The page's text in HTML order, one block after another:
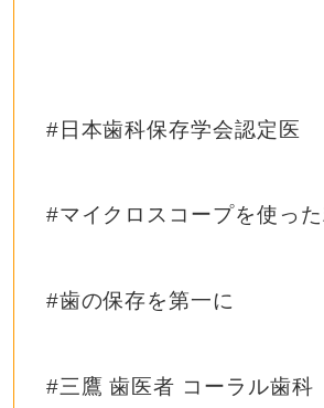
#日本歯科保存学会認定医
#マイクロスコープを使っ
#歯の保存を第一に
#三鷹 歯医者 コーラル歯科